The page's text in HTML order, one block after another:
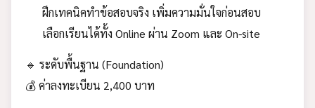
ฝึกเทคนิคทำข้อสอบจริง เพิ่มความมั่นใจก่อนสอบ
เลือกเรียนได้ทั้ง Online ผ่าน Zoom และ On-site
🔹 ระดับพื้นฐาน (Foundation)
💰 ค่าลงทะเบียน 2,400 บาท